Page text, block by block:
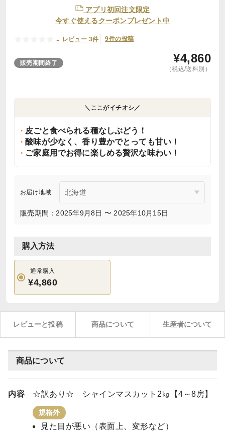
アプリ初回注文限定
今すぐ使えるクーポンプレゼント中
- レビュー 3件 9件の投稿
販売期間終了 ¥4,860
（税込/送料別）
＼ここがイチオシ／
皮ごと食べられる種なしぶどう！
酸味が少なく、香り豊かでとっても甘い！
ご家庭用でお得に楽しめる贅沢な味わい！
お届け地域
販売期間：2025年9月8日 〜 2025年10月15日
購入方法
通常購入
¥4,860
レビューと投稿 商品について 生産者について
商品について
内容 ☆訳あり☆ シャインマスカット2㎏【4～8房】
規格外
見た目が悪い（表面上、変形など）